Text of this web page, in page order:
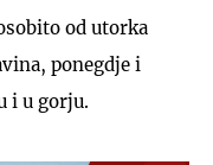
od utorka
ponegdje i
i u gorju.